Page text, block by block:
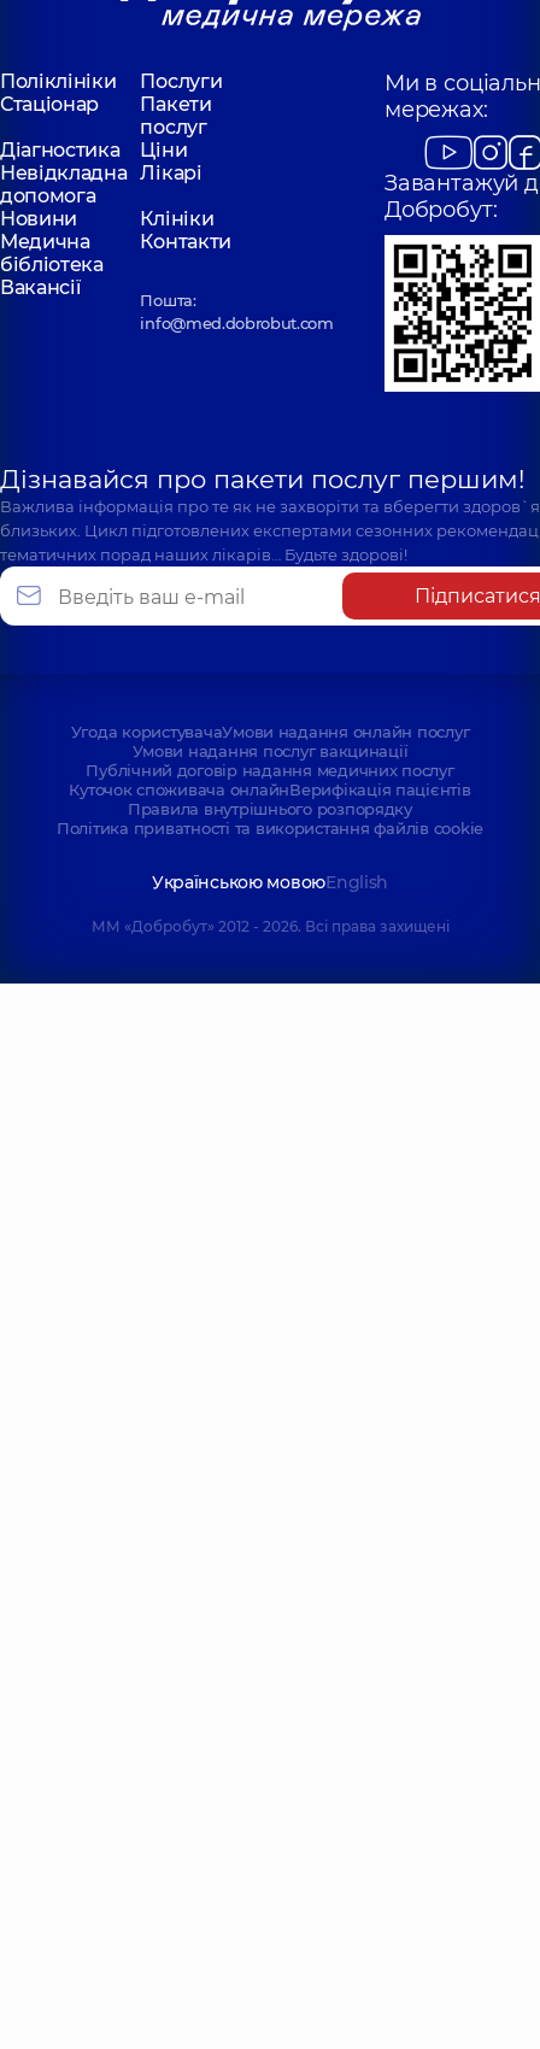
Поліклініки
Послуги
Стаціонар
Пакети
послуг
Діагностика
Ціни
Невідкладна
допомога
Лікарі
Новини
Клініки
Медична
бібліотека
Контакти
Вакансії
Пошта:
info@med.dobrobut.com
Ми в
мережах:
Завантажуй
Добробут:
Дізнавайся про пакети послуг першим!
Важлива інформація про те як не захворіти та вберегти
близьких. Цикл підготовлених експертами сезонних
тематичних порад наших лікарів… Будьте здорові!
Підписатися
Угода користувачаУмови надання онлайн послуг
Умови надання послуг вакцинації
Публічний договір надання медичних послуг
Куточок споживача онлайнВерифікація пацієнтів
Правила внутрішнього розпорядку
Політика приватності та використання файлів cookie
Українською мовоюEnglish
ММ «Добробут» 2012 - 2026. Всі права захищені